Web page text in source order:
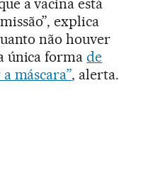
explica
não houver
única formade
máscara”, alerta.